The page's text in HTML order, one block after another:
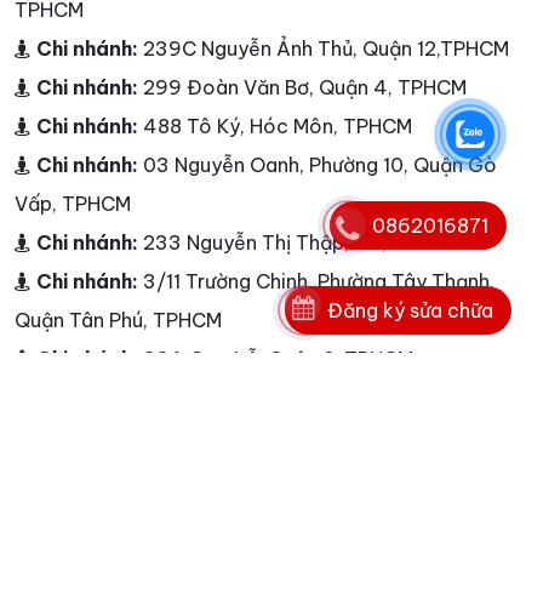
TPHCM
Chi nhánh: 239C Nguyễn Ảnh Thủ, Quận 12,TPHCM
Chi nhánh: 299 Đoàn Văn Bơ, Quận 4, TPHCM
Chi nhánh: 488 Tô Ký, Hóc Môn, TPHCM
Chi nhánh: 03 Nguyễn Oanh, Phường 10, Quận Gò
Vấp, TPHCM
Chi nhánh: 233 Nguyễn Thị Thập,Q.7, TPHCM
Chi nhánh: 3/11 Trường Chinh, Phường Tây Thạnh,
Quận Tân Phú, TPHCM
Chi nhánh: 33A Cao Lỗ, Quận 8, TPHCM
Đăng ký sửa chữa
0862016871